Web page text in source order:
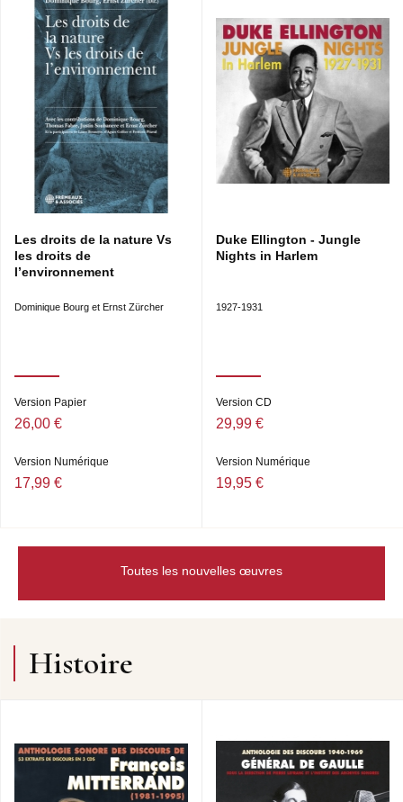
Les droits de la nature Vs
les droits de
l’environnement
Dominique Bourg et Ernst Zürcher
Version Papier
26,00 €
Version Numérique
17,99 €
Duke Ellington - Jungle
Nights in Harlem
1927-1931
Version CD
29,99 €
Version Numérique
19,95 €
Toutes les nouvelles œuvres
Histoire